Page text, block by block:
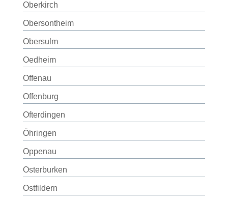
Oberkirch
Obersontheim
Obersulm
Oedheim
Offenau
Offenburg
Ofterdingen
Öhringen
Oppenau
Osterburken
Ostfildern